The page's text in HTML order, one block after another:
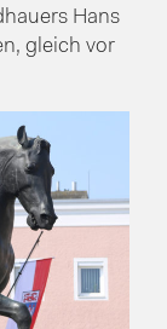
Hans
gleich vor